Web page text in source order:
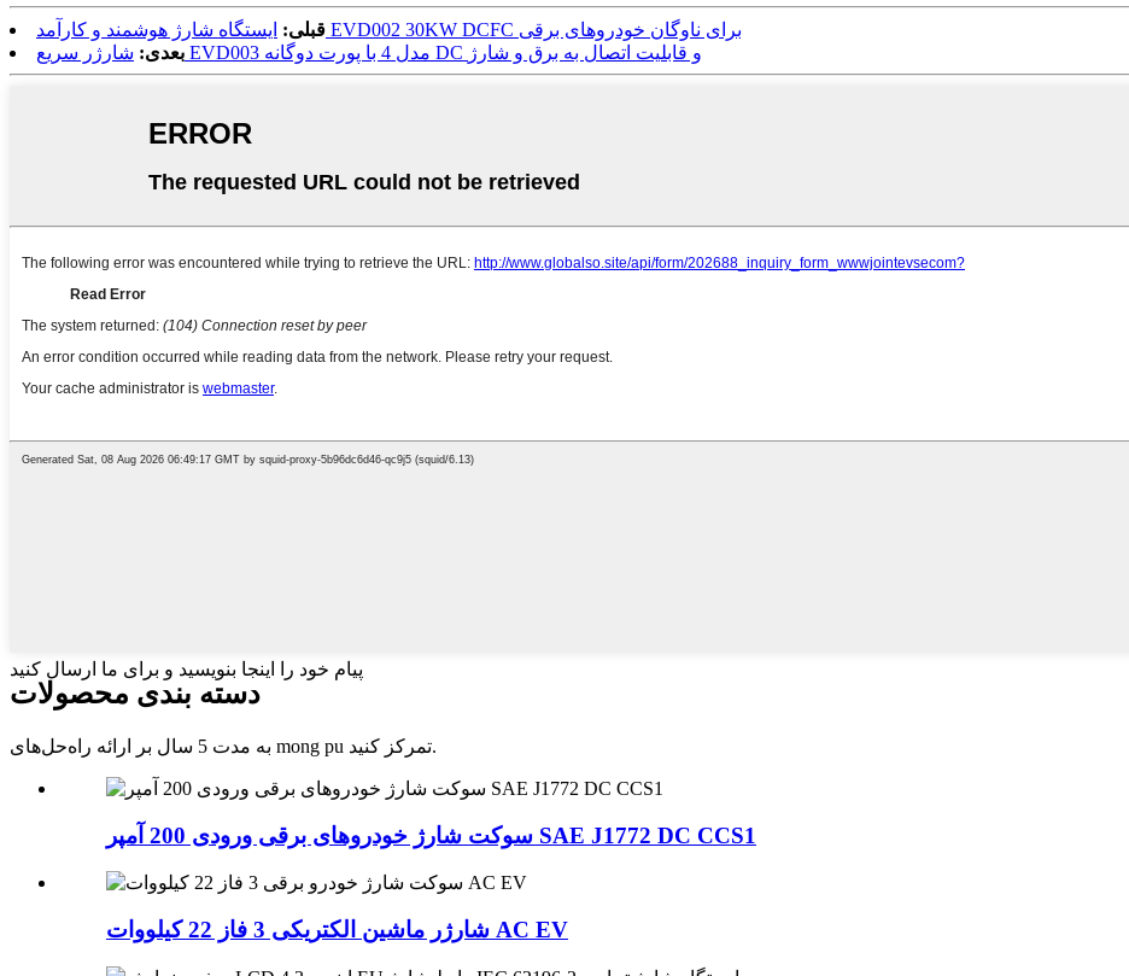
قبلی:
ایستگاه شارژ هوشمند و کارآمد EVD002 30KW DCFC برای ناوگان خودروهای برقی
بعدی:
شارژر سریع EVD003 مدل 4 با پورت دوگانه DC و قابلیت اتصال به برق و شارژ
پیام خود را اینجا بنویسید و برای ما ارسال کنید
دسته بندی محصولات
به مدت 5 سال بر ارائه راه‌حل‌های mong pu تمرکز کنید.
سوکت شارژ خودروهای برقی ورودی 200 آمپر SAE J1772 DC CCS1
شارژر ماشین الکتریکی 3 فاز 22 کیلووات AC EV